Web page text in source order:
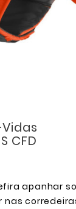
CFD
apanhar